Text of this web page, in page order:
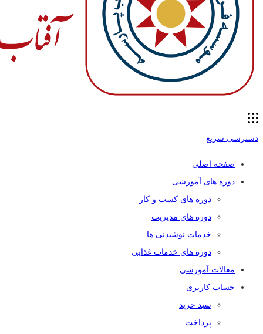
دسترسی سریع
صفحه اصلی
دوره های آموزشی
دوره های کسب و کار
دوره های مدیریت
خدمات نوشیدنی ها
دوره های خدمات غذایی
مقالات آموزشی
حساب کاربری
سبد خرید
پرداخت